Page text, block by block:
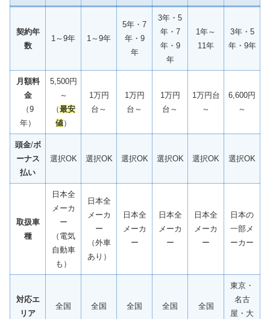
契約年
数
1～9年 1～9年
5年・7
年・9
年
3年・5
年・7
年・9
年
1年～
11年
3年・5
年・9年
月額料
金
（9
年）
5,500円
～
（最安
値）
1万円
台～
1万円
台～
1万円
台～
1万円台
～
6,600円
～
頭金/ボ
ーナス
払い
選択OK 選択OK 選択OK 選択OK 選択OK 選択OK
取扱車
種
日本全
メーカ
ー
（電気
自動車
も）
日本全
メーカ
ー
（外車
あり）
日本全
メーカ
ー
日本全
メーカ
ー
日本全
メーカ
ー
日本の
一部メ
ーカー
対応エ
リア
全国 全国 全国 全国 全国
東京・
名古
屋・大